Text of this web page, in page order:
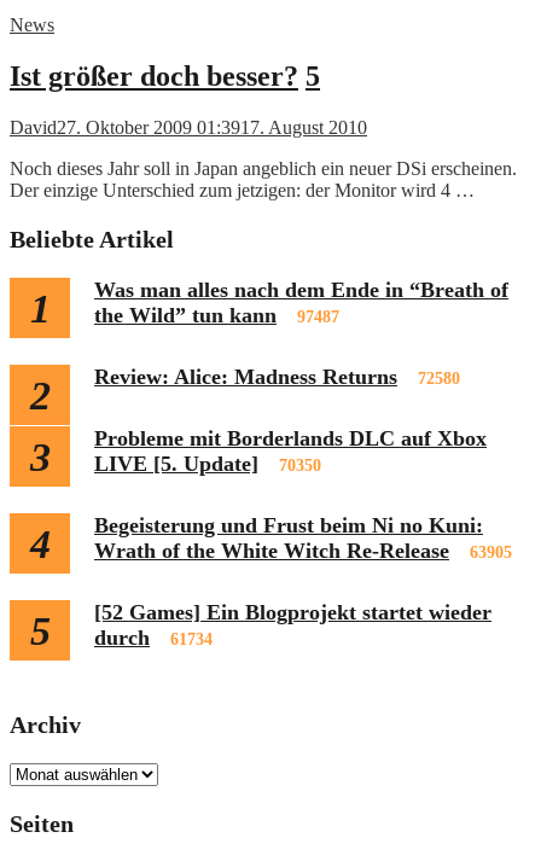
News
Ist größer doch besser? 5
David27. Oktober 2009 01:3917. August 2010
Noch dieses Jahr soll in Japan angeblich ein neuer DSi erscheinen.
Der einzige Unterschied zum jetzigen: der Monitor wird 4 …
Beliebte Artikel
1
Was man alles nach dem Ende in “Breath of
the Wild” tun kann
97487
2 Review: Alice: Madness Returns 72580
3
Probleme mit Borderlands DLC auf Xbox
LIVE [5. Update]
70350
4
Begeisterung und Frust beim Ni no Kuni:
Wrath of the White Witch Re-Release
63905
5
[52 Games] Ein Blogprojekt startet wieder
durch
61734
Archiv
Archiv
Seiten